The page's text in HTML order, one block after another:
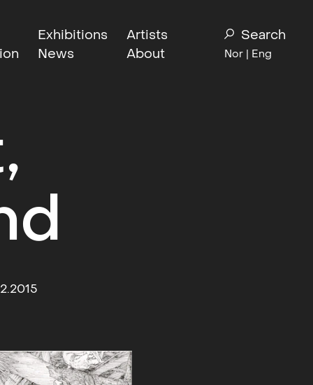
Exhibitions
Artists
News About
Search
Nor| Eng